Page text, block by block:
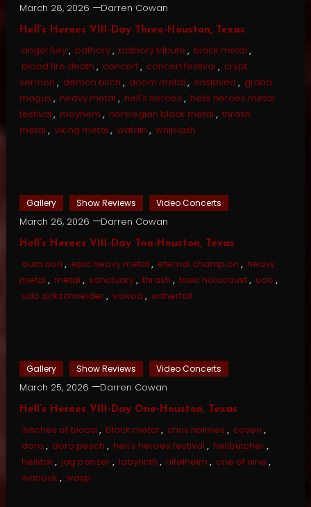
March 28, 2026 Darren Cowan
Hell’s Heroes VIII-Day Three-Houston, Texas
angel fury, bathory, bathory tribute , black metal ,
blood fire death , concert, concert festival , crypt
sermon , demon bitch , doom metal , enslaved , grand
magus , heavy metal , hell's heroes , hells heroes metal
festival , mayhem , norwegian black metal , thrash
metal , viking metal , watain , whiplash
Gallery Show Reviews Video Concerts
March 26, 2026 Darren Cowan
Hell’s Heroes VIII-Day Two-Houston, Texas
aura nori , epic heavy metal , eternal champion , heavy
metal , metal , sanctuary, thrash , toxic holocaust, udo ,
udo dirkschneider, voivod , witherfall
Gallery Show Reviews Video Concerts
March 25, 2026 Darren Cowan
Hell’s Heroes VIII-Day One-Houston, Texas
3inches of blood , black metal , chris holmes , coven ,
doro , doro pesch , hell's heroes festival , hellbutcher,
helstar, jag panzer, labyrinth , nifelheim , one of nine ,
warlock , wasp